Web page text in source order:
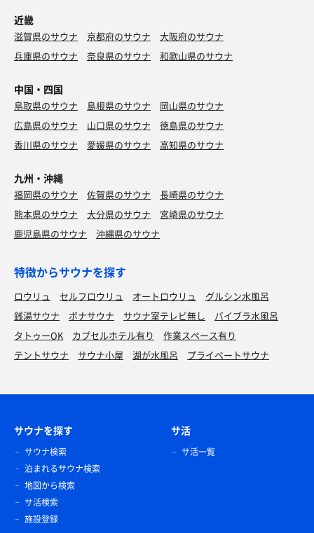
近畿
滋賀県のサウナ 京都府のサウナ
大阪府のサウナ
兵庫県のサウナ
奈良県のサウナ 和歌山県のサウナ
中国・四国
鳥取県のサウナ 島根県のサウナ
岡山県のサウナ
広島県のサウナ
山口県のサウナ
徳島県のサウナ
香川県のサウナ
愛媛県のサウナ 高知県のサウナ
九州・沖縄
福岡県のサウナ 佐賀県のサウナ
長崎県のサウナ
熊本県のサウナ
大分県のサウナ
宮崎県のサウナ
鹿児島県のサウナ
沖縄県のサウナ
特徴からサウナを探す
ロウリュ セルフロウリュ オートロウリュ
グルシン水風呂
銭湯サウナ
ボナサウナ サウナ室テレビ無し
バイブラ水風呂
タトゥーOK
カプセルホテル有り
作業スペース有り
テントサウナ
サウナ小屋 湖が水風呂 プライベートサウナ
サウナを探す
サウナ検索
泊まれるサウナ検索
地図から検索
サ活検索
施設登録
サ活
サ活一覧